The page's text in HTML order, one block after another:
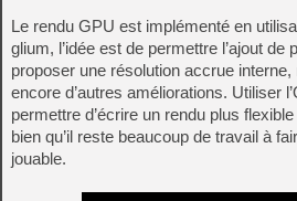
Le rendu GPU est implémenté en
glium, l’idée est de permettre l’ajout
proposer une résolution accrue
encore d’autres améliorations. Utiliser
permettre d’écrire un rendu plus
bien qu’il reste beaucoup de travail à
jouable.